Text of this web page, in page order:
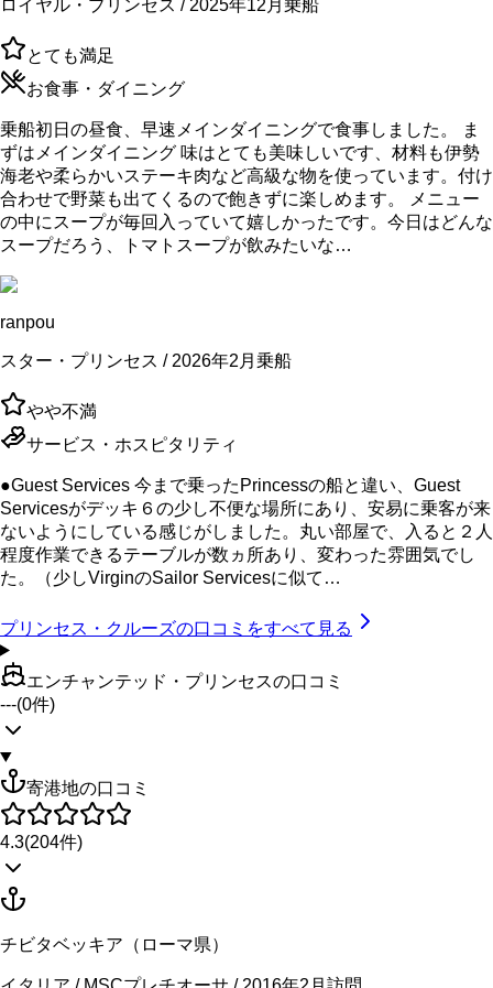
ロイヤル・プリンセス / 2025年12月乗船
とても満足
お食事・ダイニング
乗船初日の昼食、早速メインダイニングで食事しました。 ま
ずはメインダイニング 味はとても美味しいです、材料も伊勢
海老や柔らかいステーキ肉など高級な物を使っています。付け
合わせで野菜も出てくるので飽きずに楽しめます。 メニュー
の中にスープが毎回入っていて嬉しかったです。今日はどんな
スープだろう、トマトスープが飲みたいな…
ranpou
スター・プリンセス / 2026年2月乗船
やや不満
サービス・ホスピタリティ
●Guest Services 今まで乗ったPrincessの船と違い、Guest
Servicesがデッキ６の少し不便な場所にあり、安易に乗客が来
ないようにしている感じがしました。丸い部屋で、入ると２人
程度作業できるテーブルが数ヵ所あり、変わった雰囲気でし
た。（少しVirginのSailor Servicesに似て…
プリンセス・クルーズの口コミをすべて見る
エンチャンテッド・プリンセスの口コミ
---(0件)
寄港地の口コミ
4.3(204件)
チビタベッキア（ローマ県）